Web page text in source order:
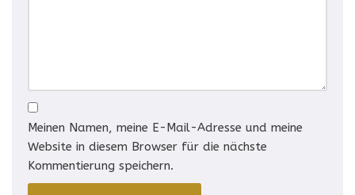
Meinen Namen, meine E-Mail-Adresse und meine
Website in diesem Browser für die nächste
Kommentierung speichern.